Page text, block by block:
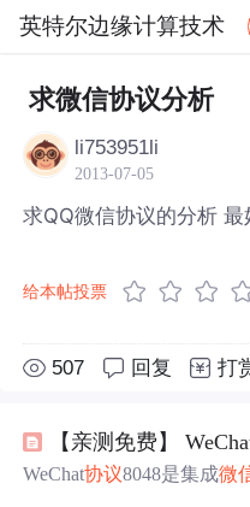
英特尔边缘计算技术
社区 英特尔边缘计算
求微信协议分析
li753951li
2013-07-05
求QQ微信协议的分析
给本帖投票
507 回复 打
【亲测免费】
WeChat协议8048是集成微